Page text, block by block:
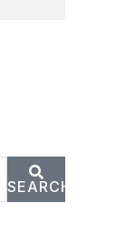
SEARCH